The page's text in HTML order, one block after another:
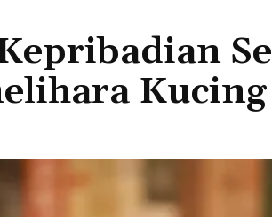
Kucing